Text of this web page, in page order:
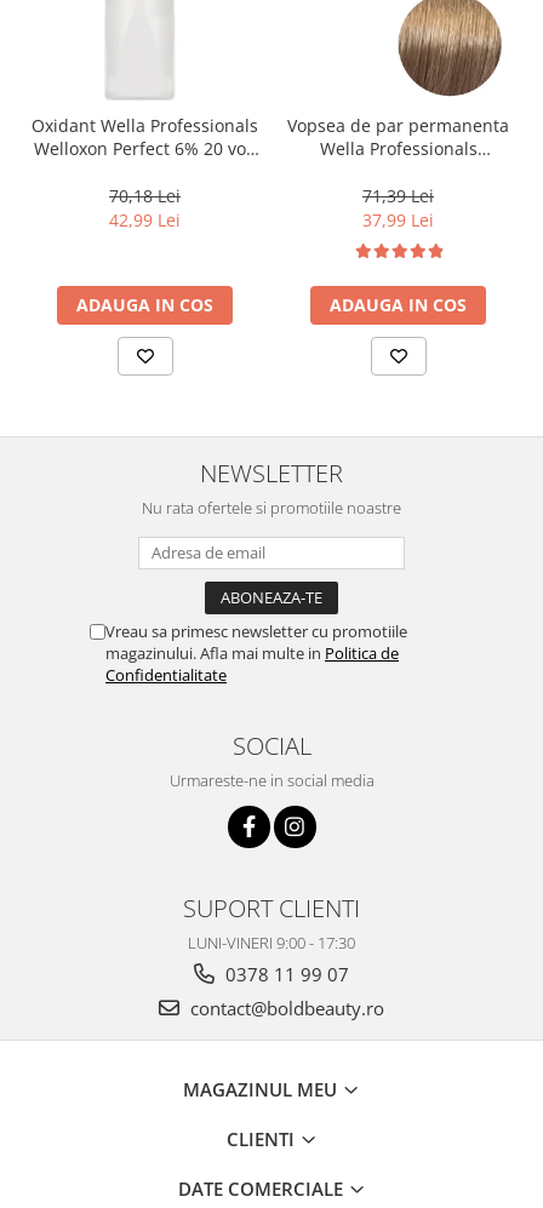
Oxidant Wella Professionals
Welloxon Perfect 6% 20 vol,
70,18 Lei
42,99 Lei
ADAUGA IN COS
Vopsea de par permanenta
Wella Professionals
Blond Deschis Natural, 60
ml
71,39 Lei
37,99 Lei
ADAUGA IN COS
NEWSLETTER
Nu rata ofertele si promotiile noastre
Vreau sa primesc newsletter cu promotiile
magazinului. Afla mai multe in Politica de
Confidentialitate
SOCIAL
Urmareste-ne in social media
SUPORT CLIENTI
LUNI-VINERI 9:00 - 17:30
0378 11 99 07
contact@boldbeauty.ro
MAGAZINUL MEU
CLIENTI
DATE COMERCIALE